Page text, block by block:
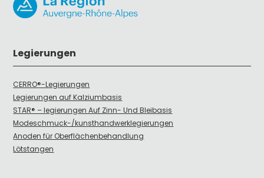
Legierungen
CERRO®-Legierungen
Legierungen auf Kalziumbasis
STAR® – legierungen Auf Zinn- Und Bleibasis
Modeschmuck-/kunsthandwerklegierungen
Anoden für Oberflächenbehandlung
Lötstangen